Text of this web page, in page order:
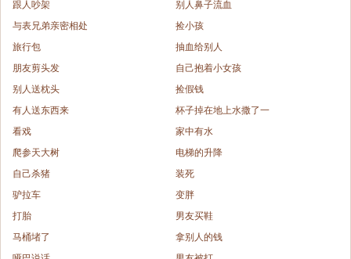
跟人吵架
别人鼻子流血
与表兄弟亲密相处
捡小孩
旅行包
抽血给别人
朋友剪头发
自己抱着小女孩
别人送枕头
捡假钱
有人送东西来
杯子掉在地上水撒了一
看戏
家中有水
爬参天大树
电梯的升降
自己杀猪
装死
驴拉车
变胖
打胎
男友买鞋
马桶堵了
拿别人的钱